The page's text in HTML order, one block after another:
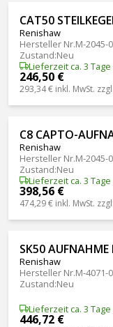
CAT50
Renishaw
Hersteller Nr.M-2045-
Zustand:Neu
Lieferzeit ca. 3 Tage
246,50 €
293,34 € inkl. MwSt. zzgl.
C8 CAPTO-
Renishaw
Hersteller Nr.M-2045-
Zustand:Neu
Lieferzeit ca. 3 Tage
398,56 €
474,29 € inkl. MwSt. zzgl.
SK50
Renishaw
Hersteller Nr.M-4071-
Zustand:Neu
Lieferzeit ca. 3 Tage
446,72 €